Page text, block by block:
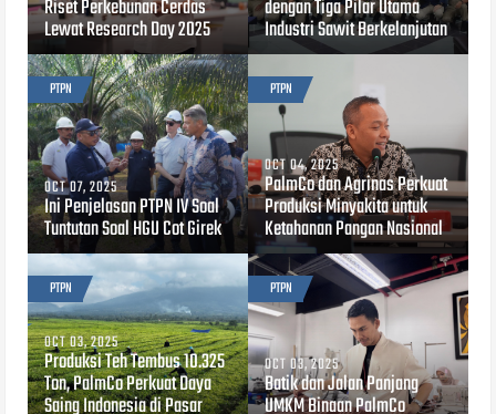
Riset Perkebunan Cerdas
Lewat Research Day 2025
dengan Tiga Pilar Utama
Industri Sawit Berkelanjutan
PTPN
OCT 07, 2025
Ini Penjelasan PTPN IV Soal
Tuntutan Soal HGU Cot Girek
PTPN
OCT 04, 2025
PalmCo dan Agrinas Perkuat
Produksi Minyakita untuk
Ketahanan Pangan Nasional
PTPN
OCT 03, 2025
Produksi Teh Tembus 10.325
Ton, PalmCo Perkuat Daya
Saing Indonesia di Pasar
PTPN
OCT 03, 2025
Batik dan Jalan Panjang
UMKM Binaan PalmCo